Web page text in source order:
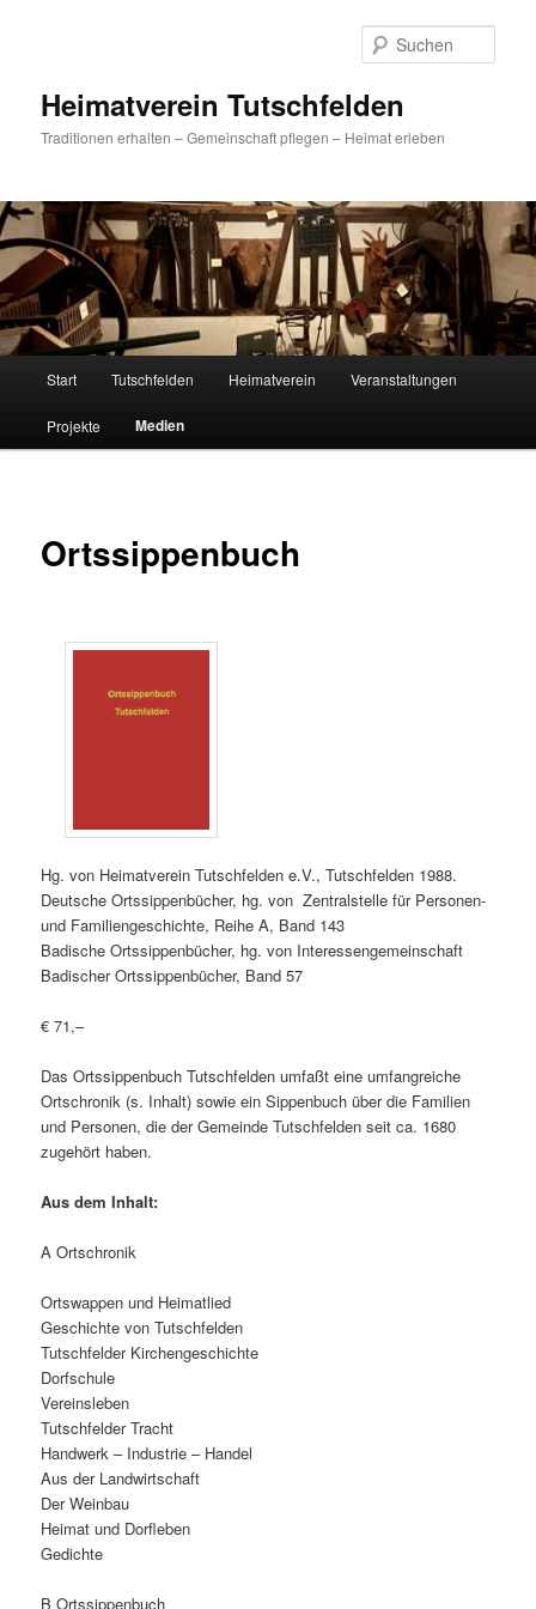
Heimatverein Tutschfelden
Traditionen erhalten – Gemeinschaft pflegen – Heimat erleben
Start Tutschfelden Heimatverein Veranstaltungen
Projekte Medien
Ortssippenbuch
Hg. von Heimatverein Tutschfelden e.V., Tutschfelden 1988.
Deutsche Ortssippenbücher, hg. von Zentralstelle für Personen-
und Familiengeschichte, Reihe A, Band 143
Badische Ortssippenbücher, hg. von Interessengemeinschaft
Badischer Ortssippenbücher, Band 57
€ 71,–
Das Ortssippenbuch Tutschfelden umfaßt eine umfangreiche
Ortschronik (s. Inhalt) sowie ein Sippenbuch über die Familien
und Personen, die der Gemeinde Tutschfelden seit ca. 1680
zugehört haben.
Aus dem Inhalt:
A Ortschronik
Ortswappen und Heimatlied
Geschichte von Tutschfelden
Tutschfelder Kirchengeschichte
Dorfschule
Vereinsleben
Tutschfelder Tracht
Handwerk – Industrie – Handel
Aus der Landwirtschaft
Der Weinbau
Heimat und Dorfleben
Gedichte
B Ortssippenbuch